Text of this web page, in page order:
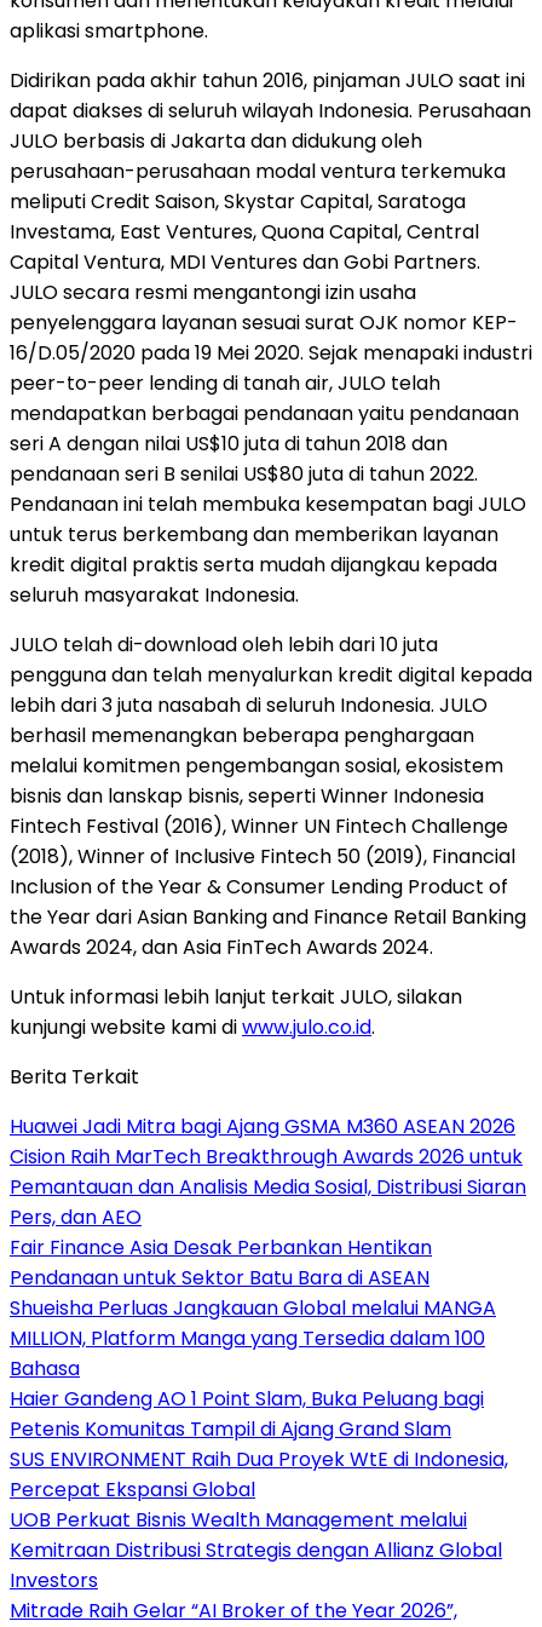
aplikasi smartphone.
Didirikan pada akhir tahun 2016, pinjaman JULO saat ini
dapat diakses di seluruh wilayah Indonesia. Perusahaan
JULO berbasis diJakartadan didukung oleh
perusahaan-perusahaan modal ventura terkemuka
meliputi Credit Saison, Skystar Capital, Saratoga
Investama, East Ventures, Quona Capital, Central
Capital Ventura, MDI Ventures dan Gobi Partners.
JULO secara resmi mengantongi izin usaha
penyelenggara layanan sesuai surat OJK nomor KEP-
16/D.05/2020 pada 19 Mei 2020. Sejak menapaki industri
peer-to-peer lending di tanah air, JULO telah
mendapatkan berbagai pendanaan yaitu pendanaan
seri A dengan nilai US$10juta di tahun 2018 dan
pendanaan seri B senilai US$80juta di tahun 2022.
Pendanaan ini telah membuka kesempatan bagi JULO
untuk terus berkembang dan memberikan layanan
kredit digital praktis serta mudah dijangkau kepada
seluruh masyarakat Indonesia.
JULO telah di-download oleh lebih dari 10 juta
pengguna dan telah menyalurkan kredit digital kepada
lebih dari 3 juta nasabah di seluruh Indonesia. JULO
berhasil memenangkan beberapa penghargaan
melalui komitmen pengembangan sosial, ekosistem
bisnis dan lanskap bisnis, seperti Winner Indonesia
Fintech Festival (2016), Winner UN Fintech Challenge
(2018), Winner of Inclusive Fintech 50 (2019), Financial
Inclusion of the Year & Consumer Lending Product of
the Year dari Asian Banking and Finance Retail Banking
Awards 2024, dan Asia FinTech Awards 2024.
Untuk informasi lebih lanjut terkait JULO, silakan
kunjungi website kami diwww.julo.co.id.
Berita Terkait
Huawei Jadi Mitra bagi Ajang GSMA M360 ASEAN 2026
Cision Raih MarTech Breakthrough Awards 2026 untuk
Pemantauan dan Analisis Media Sosial, Distribusi Siaran
Pers, dan AEO
Fair Finance Asia Desak Perbankan Hentikan
Pendanaan untuk Sektor Batu Bara di ASEAN
Shueisha Perluas Jangkauan Global melalui MANGA
MILLION, Platform Manga yang Tersedia dalam 100
Bahasa
Haier Gandeng AO 1 Point Slam, Buka Peluang bagi
Petenis Komunitas Tampil di Ajang Grand Slam
SUS ENVIRONMENT Raih Dua Proyek WtE di Indonesia,
Percepat Ekspansi Global
UOB Perkuat Bisnis Wealth Management melalui
Kemitraan Distribusi Strategis dengan Allianz Global
Investors
Mitrade Raih Gelar “AI Broker of the Year 2026”,